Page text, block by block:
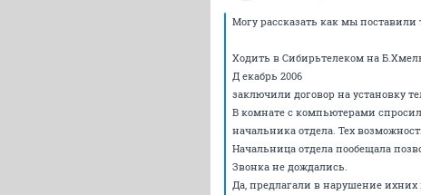
Могу рассказать как мы
Ходить в Сибирьтелеком на
Д екабрь 2006
заключили договор на установку
В комнате с компьютерами
начальника отдела. Тех
Начальница отдела пообещала
Звонка не дождались.
Да, предлагали в нарушение ихних